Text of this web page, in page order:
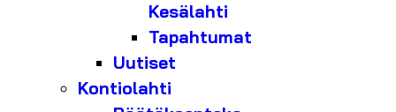
Kesälahti
Tapahtumat
Uutiset
Kontiolahti